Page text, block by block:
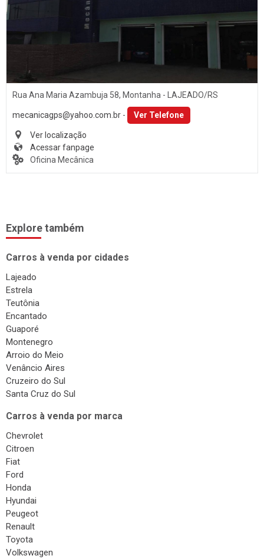
SANTA CLARA DO SUL (1)
TEUTÔNIA (14)
VENÂNCIO AIRES (16)
Acessórios
Martelinho de Ouro
Lavagem Automotiva
Adaptação Veicular
Chaveiro
Reboques
Seguros
Injeção Eletrônica
Produtos Automotivos
Placas
Volantes
Capotas
Despachante
Vistorias
Surdinas
Bombas Injetoras
Rua Ana Maria Azambuja 58, Montanha - LAJEADO/RS
mecanicagps@yahoo.com.br - Ver Telefone
Ver localização
Acessar fanpage
Oficina Mecânica
Explore também
Carros à venda por cidades
Lajeado
Estrela
Teutônia
Encantado
Guaporé
Montenegro
Arroio do Meio
Venâncio Aires
Cruzeiro do Sul
Santa Cruz do Sul
Carros à venda por marca
Chevrolet
Citroen
Fiat
Ford
Honda
Hyundai
Peugeot
Renault
Toyota
Volkswagen